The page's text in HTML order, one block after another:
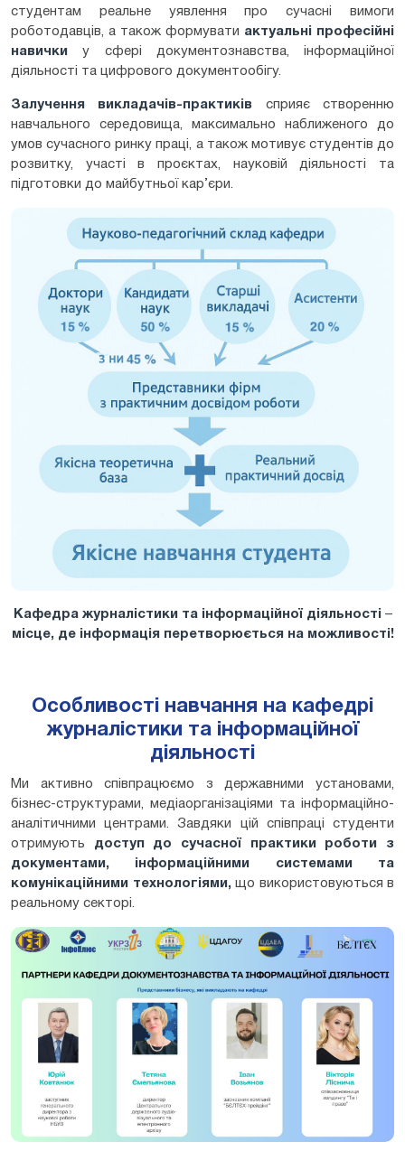
студентам реальне уявлення про сучасні вимоги
роботодавців, а також формувати актуальні професійні
навички у сфері документознавства, інформаційної
діяльності та цифрового документообігу.
Залучення викладачів-практиків сприяє створенню
навчального середовища, максимально наближеного до
умов сучасного ринку праці, а також мотивує студентів до
розвитку, участі в проєктах, науковій діяльності та
підготовки до майбутньої кар’єри.
Кафедра журналістики та інформаційної діяльності –
місце, де інформація перетворюється на можливості!
Особливості навчання на кафедрі
журналістики та інформаційної
діяльності
Ми активно співпрацюємо з державними установами,
бізнес-структурами, медіаорганізаціями та інформаційно-
аналітичними центрами. Завдяки цій співпраці студенти
отримують доступ до сучасної практики роботи з
документами, інформаційними системами та
комунікаційними технологіями,що використовуються в
реальному секторі.